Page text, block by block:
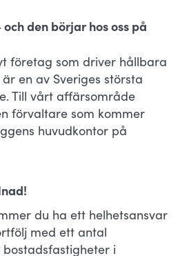
den börjar hos oss på
företag som driver hållbara
en av Sveriges största
Till vårt affärsområde
förvaltare som kommer
huvudkontor på
du ha ett helhetsansvar
med ett antal
i